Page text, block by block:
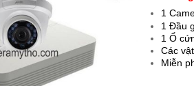
1
1 Đầu
1 Ổ
Các
Miễn